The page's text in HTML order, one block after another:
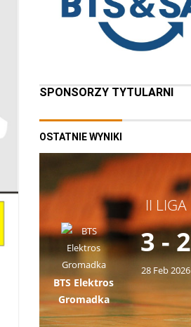
SPONSORZY TYTULARNI
OSTATNIE WYNIKI
II LIGA
BTS Elektros
Gromadka
3 - 2
28 Feb 2026